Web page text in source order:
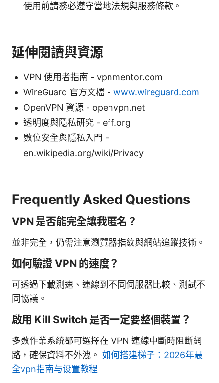
使用前請務必遵守當地法規與服務條款。
延伸閱讀與資源
VPN 使用者指南 - vpnmentor.com
WireGuard 官方文檔 - www.wireguard.com
OpenVPN 資源 - openvpn.net
透明度與隱私研究 - eff.org
數位安全與隱私入門 -
en.wikipedia.org/wiki/Privacy
Frequently Asked Questions
VPN 是否能完全讓我匿名？
並非完全，仍需注意瀏覽器指紋與網站追蹤技術。
如何驗證 VPN 的速度？
可透過下載測速、連線到不同伺服器比較、測試不
同協議。
啟用 Kill Switch 是否一定要整個裝置？
多數作業系統都可選擇在 VPN 連線中斷時阻斷網
路，確保資料不外洩。 如何搭建梯子：2026年最
全vpn指南与设置教程